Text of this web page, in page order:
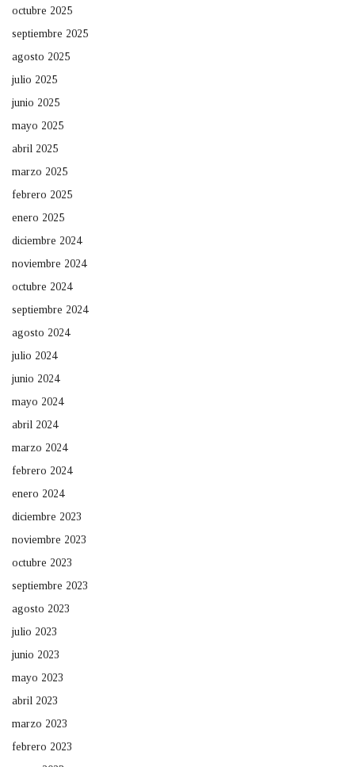
octubre 2025
septiembre 2025
agosto 2025
julio 2025
junio 2025
mayo 2025
abril 2025
marzo 2025
febrero 2025
enero 2025
diciembre 2024
noviembre 2024
octubre 2024
septiembre 2024
agosto 2024
julio 2024
junio 2024
mayo 2024
abril 2024
marzo 2024
febrero 2024
enero 2024
diciembre 2023
noviembre 2023
octubre 2023
septiembre 2023
agosto 2023
julio 2023
junio 2023
mayo 2023
abril 2023
marzo 2023
febrero 2023